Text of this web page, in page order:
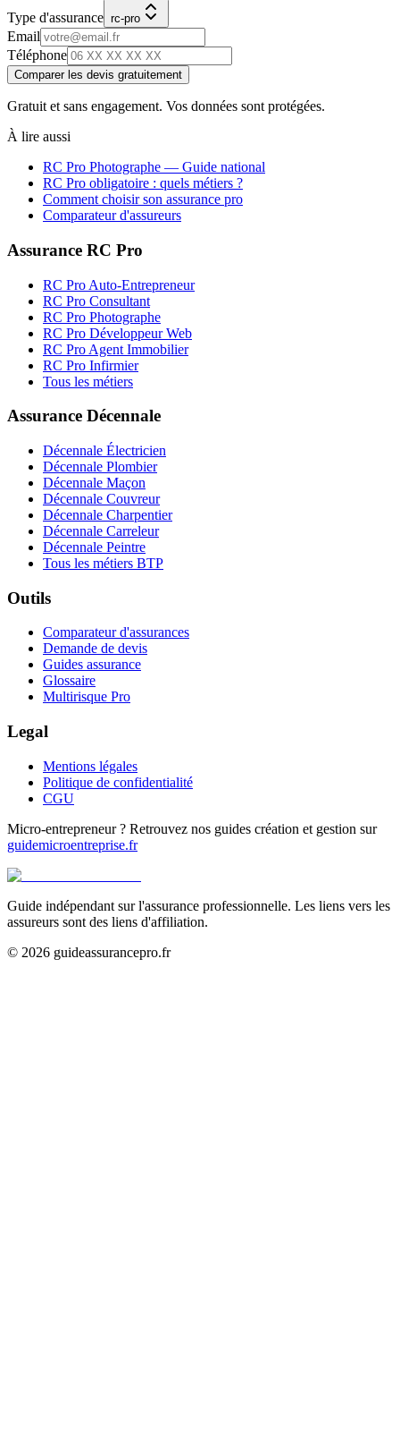
Type d'assurance rc-pro
Email
Téléphone
Comparer les devis gratuitement
Gratuit et sans engagement. Vos données sont protégées.
À lire aussi
RC Pro Photographe — Guide national
RC Pro obligatoire : quels métiers ?
Comment choisir son assurance pro
Comparateur d'assureurs
Assurance RC Pro
RC Pro Auto-Entrepreneur
RC Pro Consultant
RC Pro Photographe
RC Pro Développeur Web
RC Pro Agent Immobilier
RC Pro Infirmier
Tous les métiers
Assurance Décennale
Décennale Électricien
Décennale Plombier
Décennale Maçon
Décennale Couvreur
Décennale Charpentier
Décennale Carreleur
Décennale Peintre
Tous les métiers BTP
Outils
Comparateur d'assurances
Demande de devis
Guides assurance
Glossaire
Multirisque Pro
Legal
Mentions légales
Politique de confidentialité
CGU
Micro-entrepreneur ? Retrouvez nos guides création et gestion sur
guidemicroentreprise.fr
Guide indépendant sur l'assurance professionnelle. Les liens vers les
assureurs sont des liens d'affiliation.
© 2026 guideassurancepro.fr